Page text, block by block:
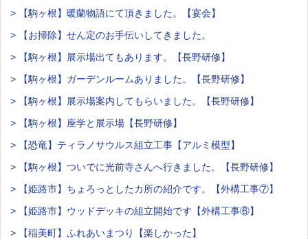
> 【駒ヶ根】暖蘭物語にて頂きました。【宴会】
> 【お掃除】せん定のお手伝いしてきました。
> 【駒ヶ根】展示場出てもあります。【長野研修】
> 【駒ヶ根】ガーデンルームありました。【長野研修】
> 【駒ヶ根】展示場案内してもらいました。【長野研修】
> 【駒ヶ根】座学と展示場【長野研修】
> 【恐竜】ティラノサウルス組立工事【アルミ模型】
> 【駒ヶ根】ついでに光前寺さんへ行きました。【長野研修】
> 【姫路市】ちょろっとしたカ所の紹介です。【外構工事⑦】
> 【姫路市】ウッドデッキの組立開始です【外構工事⑥】
> 【稲美町】ふれあいまつり【楽しかった】